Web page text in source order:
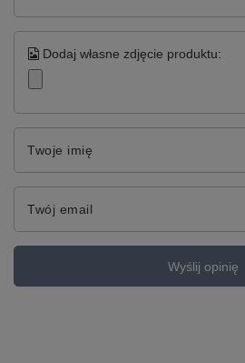
Dodaj własne zdjęcie produktu:
Twoje imię
Twój email
Wyślij opinię